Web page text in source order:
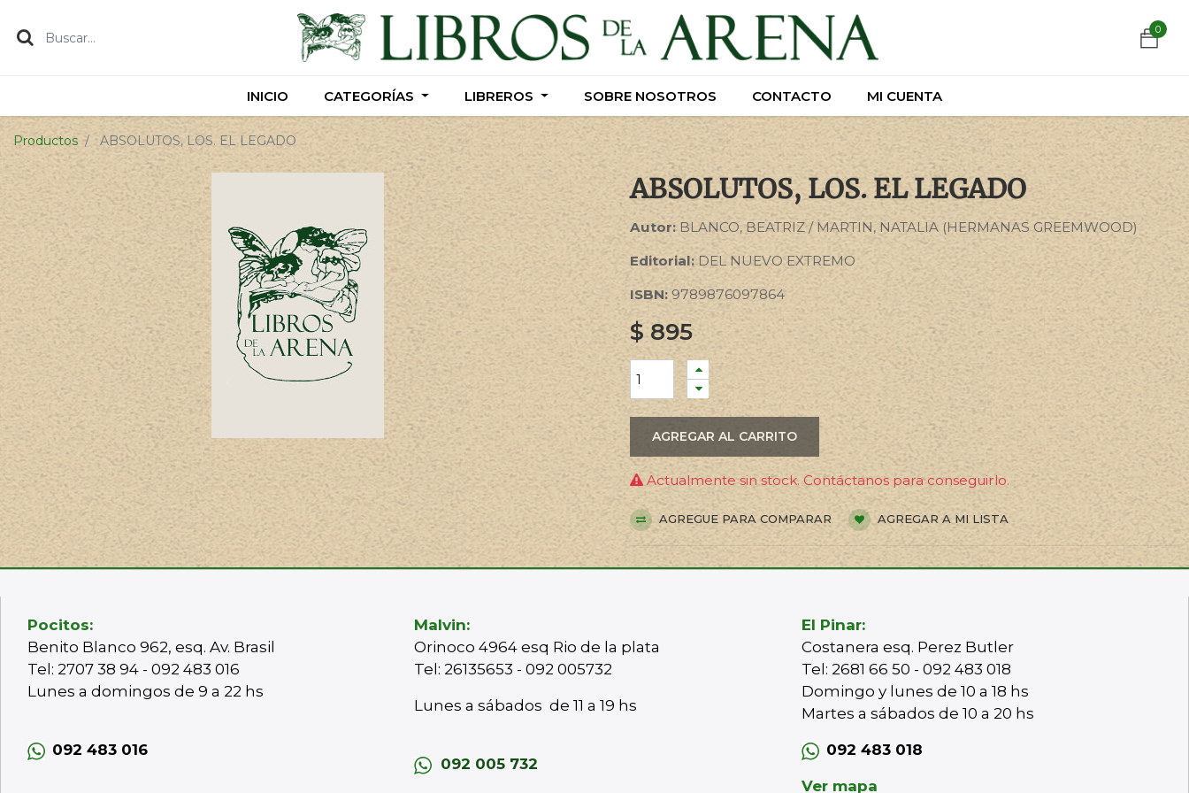
0
INICIO CATEGORÍAS LIBREROS SOBRE NOSOTROS CONTACTO MI CUENTA
0
INICIO CATEGORÍAS LIBREROS SOBRE NOSOTROS CONTACTO MI CUENTA
Productos ABSOLUTOS, LOS. EL LEGADO
ABSOLUTOS, LOS. EL LEGADO
Autor: BLANCO, BEATRIZ / MARTIN, NATALIA (HERMANAS GREEMWOOD)
Editorial:DEL NUEVO EXTREMO
ISBN: 9789876097864
$895
AGREGAR AL CARRITO
Actualmente sin stock. Contáctanos para conseguirlo.
AGREGUE PARA COMPARAR AGREGAR A MI LISTA
Pocitos:
Benito Blanco 962, esq. Av. Brasil
Tel: 2707 38 94 - 092 483 016
Lunes a domingos de 9 a 22 hs
092 483 016
Malvin:
Orinoco 4964 esq Rio de la plata
Tel: 26135653 - 092 005732
Lunes a sábados de 11 a 19 hs
092 005 732
El Pinar:
Costanera esq. Perez Butler
Tel: 2681 66 50 - 092 483 018
Domingo y lunes de 10 a 18 hs
Martes a sábados de 10 a 20 hs
092 483 018
Ver mapa
https://wa.link/csnxsu